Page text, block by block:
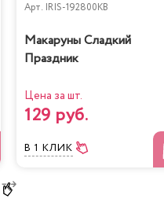
Арт. IRIS-192800KB
Макаруны Сладкий
Праздник
Цена за шт.
129 руб.
В 1 КЛИК